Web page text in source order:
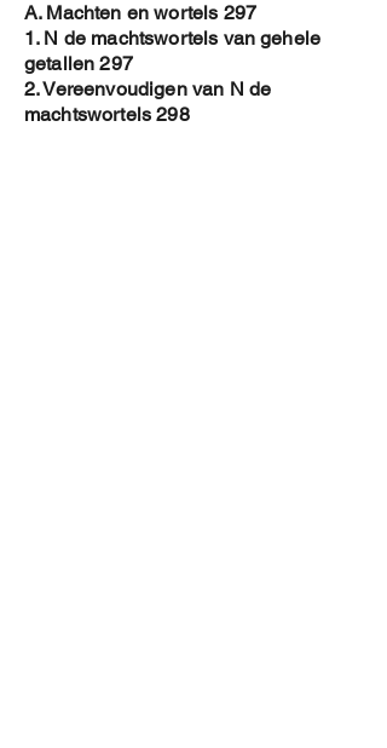
A. Machten en wortels 297
1. N de machtswortels van gehele
getallen 297
2. Vereenvoudigen van N de
machtswortels 298